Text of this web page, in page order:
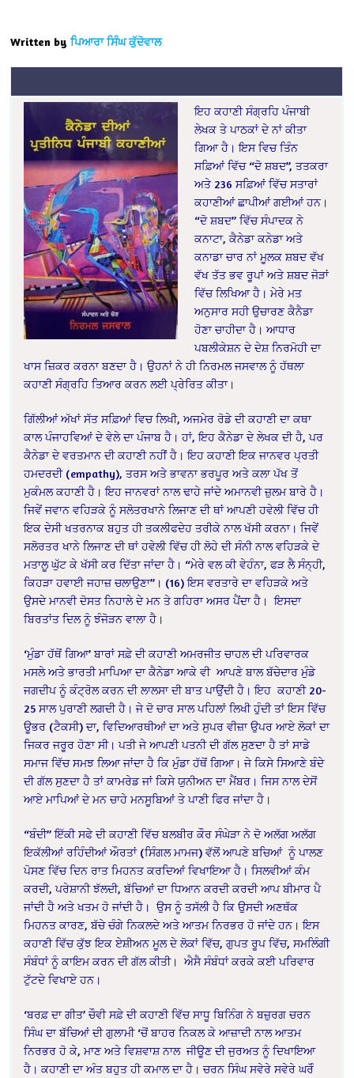
Written by ਪਿਆਰਾ ਸਿੰਘ ਕੁੱਦੋਵਾਲ
ਇਹ ਕਹਾਣੀ ਸੰਗ੍ਰਹਿ ਪੰਜਾਬੀ
ਲੇਖਕ ਤੇ ਪਾਠਕਾਂ ਦੇ ਨਾਂ ਕੀਤਾ
ਗਿਆ ਹੈ। ਇਸ ਵਿਚ ਤਿੰਨ
ਸਫ਼ਿਆਂ ਵਿੱਚ “ਦੋ ਸ਼ਬਦ”, ਤਤਕਰਾ
ਅਤੇ 236 ਸਫ਼ਿਆਂ ਵਿੱਚ ਸਤਾਰਾਂ
ਕਹਾਣੀਆਂ ਛਾਪੀਆਂ ਗਈਆਂ ਹਨ।
“ਦੋ ਸ਼ਬਦ” ਵਿੱਚ ਸੰਪਾਦਕ ਨੇ
ਕਨਾਟਾ, ਕੈਨੇਡਾ ਕਨੇਡਾ ਅਤੇ
ਕਨਾਡਾ ਚਾਰ ਨਾਂ ਮੂਲਕ ਸ਼ਬਦ ਵੱਖ
ਵੱਖ ਤੱਤ ਭਵ ਰੂਪਾਂ ਅਤੇ ਸ਼ਬਦ ਜੋੜਾਂ
ਵਿੱਚ ਲਿਖਿਆ ਹੈ। ਮੇਰੇ ਮਤ
ਅਨੁਸਾਰ ਸਹੀ ਉਚਾਰਣ ਕੈਨੈਡਾ
ਹੋਣਾ ਚਾਹੀਦਾ ਹੈ। ਆਧਾਰ
ਪਬਲੀਕੇਸ਼ਨ ਦੇ ਦੇਸ਼ ਨਿਰਮੋਹੀ ਦਾ
ਖਾਸ ਜ਼ਿਕਰ ਕਰਨਾ ਬਣਦਾ ਹੈ। ਉਹਨਾਂ ਨੇ ਹੀ ਨਿਰਮਲ ਜਸਵਾਲ ਨੂੰ ਹੱਥਲਾ
ਕਹਾਣੀ ਸੰਗ੍ਰਹਿ ਤਿਆਰ ਕਰਨ ਲਈ ਪ੍ਰੇਰਿਤ ਕੀਤਾ।
ਗਿੱਲੀਆਂ ਅੱਖਾਂ ਸੱਤ ਸਫ਼ਿਆਂ ਵਿਚ ਲਿਖੀ, ਅਜਮੇਰ ਰੋਡੇ ਦੀ ਕਹਾਣੀ ਦਾ ਕਥਾ
ਕਾਲ ਪੰਜਾਹਵਿਆਂ ਦੇ ਵੇਲੇ ਦਾ ਪੰਜਾਬ ਹੈ। ਹਾਂ, ਇਹ ਕੈਨੇਡਾ ਦੇ ਲੇਖਕ ਦੀ ਹੈ, ਪਰ
ਕੈਨੇਡਾ ਦੇ ਵਰਤਮਾਨ ਦੀ ਕਹਾਣੀ ਨਹੀਂ ਹੈ। ਇਹ ਕਹਾਣੀ ਇਕ ਜਾਨਵਰ ਪ੍ਰਤੀ
ਹਮਦਰਦੀ (empathy), ਤਰਸ ਅਤੇ ਭਾਵਨਾ ਭਰਪੂਰ ਅਤੇ ਕਲਾ ਪੱਖ ਤੋਂ
ਮੁਕੰਮਲ ਕਹਾਣੀ ਹੈ। ਇਹ ਜਾਨਵਰਾਂ ਨਾਲ ਢਾਹੇ ਜਾਂਦੇ ਅਮਾਨਵੀ ਜ਼ੁਲਮ ਬਾਰੇ ਹੈ।
ਜਿਵੇਂ ਜਵਾਨ ਵਹਿੜਕੇ ਨੂੰ ਸਲੋਤਰਖਾਨੇ ਲਿਜਾਣ ਦੀ ਥਾਂ ਆਪਣੀ ਹਵੇਲੀ ਵਿੱਚ ਹੀ
ਇਕ ਦੇਸੀ ਖਤਰਨਾਕ ਬਹੁਤ ਹੀ ਤਕਲੀਫਦੇਹ ਤਰੀਕੇ ਨਾਲ ਖੱਸੀ ਕਰਨਾ। ਜਿਵੇਂ
ਸਲੋਰਤਰ ਖਾਨੇ ਲਿਜਾਣ ਦੀ ਥਾਂ ਹਵੇਲੀ ਵਿੱਚ ਹੀ ਲੋਹੇ ਦੀ ਸੰਨੀ ਨਾਲ ਵਹਿੜਕੇ ਦੇ
ਮਤਾਲੂ ਘੁੱਟ ਕੇ ਖੱਸੀ ਕਰ ਦਿੱਤਾ ਜਾਂਦਾ ਹੈ। “ਮੇਰੇ ਵਲ ਕੀ ਵੇਹੰਨਾ, ਫੜ ਲੈ ਸੰਨ੍ਹੀ,
ਕਿਹੜਾ ਹਵਾਈ ਜਹਾਜ਼ ਚਲਾਉਣਾ”। (16) ਇਸ ਵਰਤਾਰੇ ਦਾ ਵਹਿੜਕੇ ਅਤੇ
ਉਸਦੇ ਮਾਨਵੀ ਦੋਸਤ ਨਿਹਾਲੇ ਦੇ ਮਨ ਤੇ ਗਹਿਰਾ ਅਸਰ ਪੈਂਦਾ ਹੈ।
ਇਸਦਾ
ਬਿਰਤਾਂਤ ਦਿਲ ਨੂੰ ਝੰਜੋੜਨ ਵਾਲਾ ਹੈ।
‘ਮੁੰਡਾ ਹੱਥੋਂ ਗਿਆ’ ਬਾਰਾਂ ਸਫ਼ੇ ਦੀ ਕਹਾਣੀ ਅਮਰਜੀਤ ਚਾਹਲ ਦੀ ਪਰਿਵਾਰਕ
ਮਸਲੇ ਅਤੇ ਭਾਰਤੀ ਮਾਪਿਆ ਦਾ ਕੈਨੇਡਾ ਆਕੇ ਵੀ ਆਪਣੇ ਬਾਲ ਬੱਚੇਦਾਰ ਮੁੰਡੇ
ਜਗਦੀਪ ਨੂੰ ਕੰਟ੍ਰੋਲ ਕਰਨ ਦੀ ਲਾਲਸਾ ਦੀ ਬਾਤ ਪਾਉਂਦੀ ਹੈ। ਇਹ ਕਹਾਣੀ 20-
25 ਸਾਲ ਪੁਰਾਣੀ ਲਗਦੀ ਹੈ। ਜੇ ਦੋ ਚਾਰ ਸਾਲ ਪਹਿਲਾਂ ਲਿਖੀ ਹੁੰਦੀ ਤਾਂ ਇਸ ਵਿੱਚ
ਊਭਰ (ਟੈਕਸੀ) ਦਾ, ਵਿਦਿਆਰਥੀਆਂ ਦਾ ਅਤੇ ਸੁਪਰ ਵੀਜ਼ਾ ਉਪਰ ਆਏ ਲੋਕਾਂ ਦਾ
ਜਿਕਰ ਜਰੂਰ ਹੋਣਾ ਸੀ। ਪਤੀ ਜੇ ਆਪਣੀ ਪਤਨੀ ਦੀ ਗੱਲ ਸੁਣਦਾ ਹੈ ਤਾਂ ਸਾਡੇ
ਸਮਾਜ ਵਿੱਚ ਸਮਝ ਲਿਆ ਜਾਂਦਾ ਹੈ ਕਿ ਮੁੰਡਾ ਹੱਥੋਂ ਗਿਆ। ਜੇ ਕਿਸੇ ਸਿਆਣੇ ਬੰਦੇ
ਦੀ ਗੱਲ ਸੁਣਦਾ ਹੈ ਤਾਂ ਕਾਮਰੇਡ ਜਾਂ ਕਿਸੇ ਯੁਨੀਅਨ ਦਾ ਮੈਂਬਰ। ਜਿਸ ਨਾਲ ਦੇਸੋਂ
ਆਏ ਮਾਪਿਆਂ ਦੇ ਮਨ ਚਾਹੇ ਮਨਸੂਬਿਆਂ ਤੇ ਪਾਣੀ ਫਿਰ ਜਾਂਦਾ ਹੈ।
“ਬੰਦੀ” ਇੱਕੀ ਸਫੇ ਦੀ ਕਹਾਣੀ ਵਿੱਚ ਬਲਬੀਰ ਕੌਰ ਸੰਘੇੜਾ ਨੇ ਦੋ ਅਲੱਗ ਅਲੱਗ
ਇਕੱਲੀਆਂ ਰਹਿੰਦੀਆਂ ਔਰਤਾਂ (ਸਿੰਗਲ ਮਾਮਜ) ਵੱਲੋਂ ਆਪਣੇ ਬਚਿਆਂ ਨੂੰ ਪਾਲਣ
ਪੋਸਣ ਵਿੱਚ ਦਿਨ ਰਾਤ ਮਿਹਨਤ ਕਰਦਿਆਂ ਵਿਖਾਇਆ ਹੈ। ਸਿਲਵੀਆਂ ਕੰਮ
ਕਰਦੀ, ਪਰੇਸ਼ਾਨੀ ਝੱਲਦੀ, ਬੱਚਿਆਂ ਦਾ ਧਿਆਨ ਕਰਦੀ ਕਰਦੀ ਆਪ ਬੀਮਾਰ ਪੈ
ਜਾਂਦੀ ਹੈ ਅਤੇ ਖਤਮ ਹੋ ਜਾਂਦੀ ਹੈ।
ਉਸ ਨੂੰ ਤਸੱਲੀ ਹੈ ਕਿ ਉਸਦੀ ਅਣਥੱਕ
ਮਿਹਨਤ ਕਾਰਣ, ਬੱਚੇ ਚੰਗੇ ਨਿਕਲਦੇ ਅਤੇ ਆਤਮ ਨਿਰਭਰ ਹੋ ਜਾਂਦੇ ਹਨ। ਇਸ
ਕਹਾਣੀ ਵਿੱਚ ਕੁੱਝ ਇਕ ਏਸ਼ੀਅਨ ਮੂਲ ਦੇ ਲੋਕਾਂ ਵਿੱਚ, ਗੁਪਤ ਰੂਪ ਵਿੱਚ, ਸਮਲਿੰਗੀ
ਸੰਬੰਧਾਂ ਨੂੰ ਕਾਇਮ ਕਰਨ ਦੀ ਗੱਲ ਕੀਤੀ।
ਐਸੈ ਸੰਬੰਧਾਂ ਕਰਕੇ ਕਈ ਪਰਿਵਾਰ
ਟੁੱਟਦੇ ਵਿਖਾਏ ਹਨ।
‘ਬਰਫ਼ ਦਾ ਗੀਤ’ ਚੌਵੀ ਸਫ਼ੇ ਦੀ ਕਹਾਣੀ ਵਿੱਚ ਸਾਧੂ ਬਿਨਿੰਗ ਨੇ ਬਜ਼ੁਰਗ ਚਰਨ
ਸਿੰਘ ਦਾ ਬੱਚਿਆਂ ਦੀ ਗੁਲਾਮੀ ‘ਚੋਂ ਬਾਹਰ ਨਿਕਲ ਕੇ ਆਜ਼ਾਦੀ ਨਾਲ ਆਤਮ
ਨਿਰਭਰ ਹੋ ਕੇ, ਮਾਣ ਅਤੇ ਵਿਸ਼ਵਾਸ਼ ਨਾਲ ਜੀਊਣ ਦੀ ਜੁਰਅਤ ਨੂੰ ਦਿਖਾਇਆ
ਹੈ। ਕਹਾਣੀ ਦਾ ਅੰਤ ਬਹੁਤ ਹੀ ਕਮਾਲ ਦਾ ਹੈ। ਚਰਨ ਸਿੰਘ ਸਵੇਰੇ ਸਵੇਰੇ ਘਰੋੰ